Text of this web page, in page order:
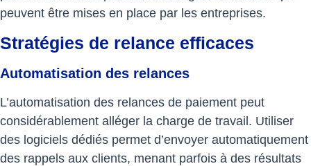
peuvent être mises en place par les entreprises.
Stratégies de relance efficaces
Automatisation des relances
L’automatisation des relances de paiement peut
considérablement alléger la charge de travail. Utiliser
des logiciels dédiés permet d’envoyer automatiquement
des rappels aux clients, menant parfois à des résultats